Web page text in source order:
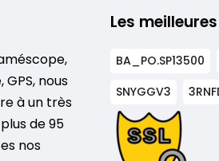
nous
à un très
de 95
nos
Les
BA_PO.SP13500
SNYGGV3